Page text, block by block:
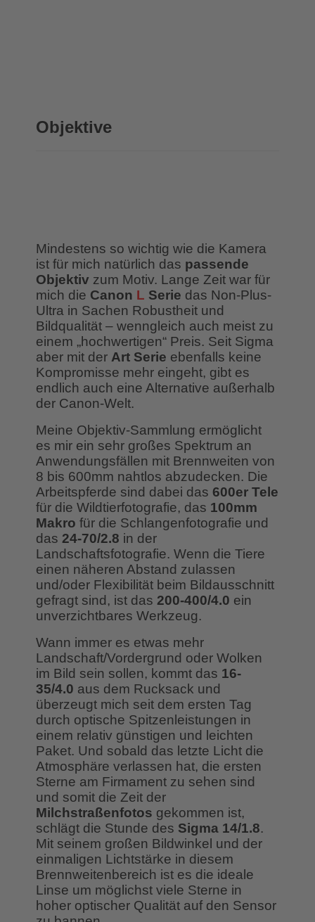
Objektive
Mindestens so wichtig wie die Kamera
ist für mich natürlich das passende
Objektiv zum Motiv. Lange Zeit war für
mich die Canon L Serie das Non-Plus-
Ultra in Sachen Robustheit und
Bildqualität – wenngleich auch meist zu
einem „hochwertigen“ Preis. Seit Sigma
aber mit derArt Serie ebenfalls keine
Kompromisse mehr eingeht, gibt es
endlich auch eine Alternative außerhalb
der Canon-Welt.
Meine Objektiv-Sammlung ermöglicht
es mir ein sehr großes Spektrum an
Anwendungsfällen mit Brennweiten von
8 bis 600mm nahtlos abzudecken. Die
Arbeitspferde sind dabei das 600er Tele
für die Wildtierfotografie, das 100mm
Makro für die Schlangenfotografie und
das24-70/2.8 in der
Landschaftsfotografie. Wenn die Tiere
einen näheren Abstand zulassen
und/oder Flexibilität beim Bildausschnitt
gefragt sind, ist das200-400/4.0 ein
unverzichtbares Werkzeug.
Wann immer es etwas mehr
Landschaft/Vordergrund oder Wolken
im Bild sein sollen, kommt das 16-
35/4.0 aus dem Rucksack und
überzeugt mich seit dem ersten Tag
durch optische Spitzenleistungen in
einem relativ günstigen und leichten
Paket. Und sobald das letzte Licht die
Atmosphäre verlassen hat, die ersten
Sterne am Firmament zu sehen sind
und somit die Zeit der
Milchstraßenfotos gekommen ist,
schlägt die Stunde des Sigma 14/1.8.
Mit seinem großen Bildwinkel und der
einmaligen Lichtstärke in diesem
Brennweitenbereich ist es die ideale
Linse um möglichst viele Sterne in
hoher optischer Qualität auf den Sensor